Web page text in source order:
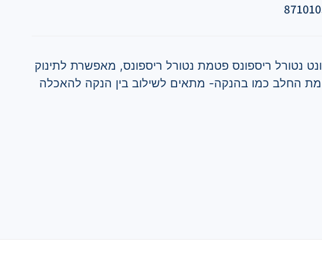
נטורל ריספונס פטמת נטורל ריספונס, מאפשרת לתינוק
החלב כמו בהנקה- מתאים לשילוב בין הנקה להאכלה